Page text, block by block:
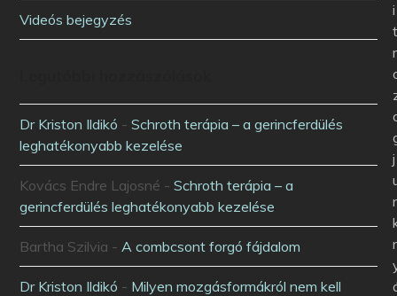
Videós bejegyzés
Dr Kriston Ildikó -Schroth terápia – a gerincferdülés
leghatékonyabb kezelése
Kovács Endre Lajosné -Schroth terápia – a
gerincferdülés leghatékonyabb kezelése
Bartha Szilvia - A combcsont forgó fájdalom
Dr Kriston Ildikó - Milyen mozgásformákról nem kell
i
j